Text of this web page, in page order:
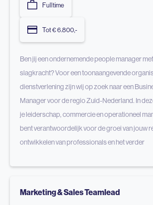
Fulltime
Tot € 6.800,-
Ben jij een ondernemende people manager
slagkracht? Voor een toonaangevende
dienstverlening zijn wij op zoek naar een
Manager voor de regio Zuid-Nederland. In
je leiderschap, commercie en operationeel
bent verantwoordelijk voor de groei van jouw
ontwikkelen van professionals en het verder
Marketing & Sales Teamlead